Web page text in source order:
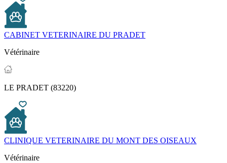
CABINET VETERINAIRE DU PRADET
Vétérinaire
LE PRADET (83220)
CLINIQUE VETERINAIRE DU MONT DES OISEAUX
Vétérinaire